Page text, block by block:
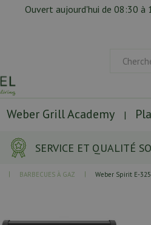
SERVICE ET QUALITÉ
BARBECUES À GAZ Weber Spirit E-
Ouvert aujourd'hui de 08:30 à
Weber Grill Academy